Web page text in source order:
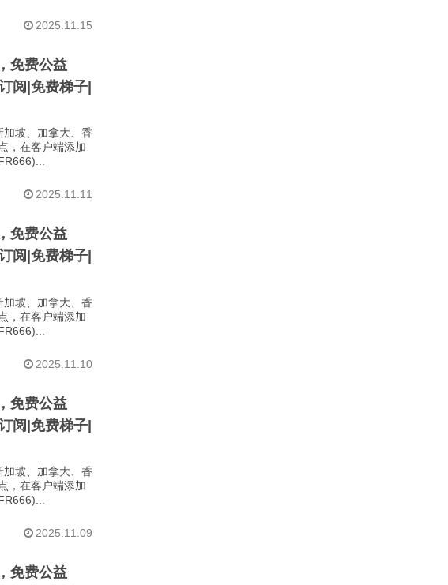
2025.11.15
免费公益
阅|免费梯子|
坡、加拿大、香
，在客户端添加
2025.11.11
免费公益
阅|免费梯子|
坡、加拿大、香
，在客户端添加
2025.11.10
免费公益
阅|免费梯子|
坡、加拿大、香
，在客户端添加
2025.11.09
免费公益